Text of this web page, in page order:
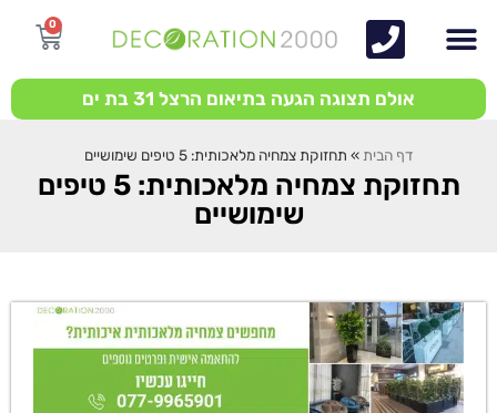
0
אולם תצוגה הגעה בתיאום הרצל 31 בת ים
דף הבית » תחזוקת צמחיה מלאכותית: 5 טיפים שימושיים
תחזוקת צמחיה מלאכותית: 5 טיפים
שימושיים